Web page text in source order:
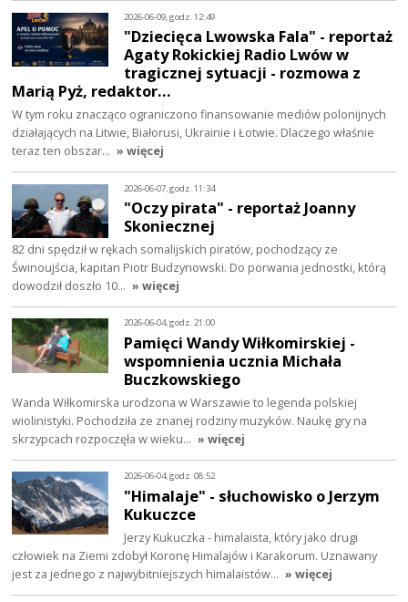
2026-06-09, godz. 12:49
"Dziecięca Lwowska Fala" - reportaż
Agaty Rokickiej Radio Lwów w
tragicznej sytuacji - rozmowa z
Marią Pyż, redaktor…
W tym roku znacząco ograniczono finansowanie mediów polonijnych
działających na Litwie, Białorusi, Ukrainie i Łotwie. Dlaczego właśnie
teraz ten obszar… » więcej
2026-06-07, godz. 11:34
"Oczy pirata" - reportaż Joanny
Skoniecznej
82 dni spędził w rękach somalijskich piratów, pochodzący ze
Świnoujścia, kapitan Piotr Budzynowski. Do porwania jednostki, którą
dowodził doszło 10… » więcej
2026-06-04, godz. 21:00
Pamięci Wandy Wiłkomirskiej -
wspomnienia ucznia Michała
Buczkowskiego
Wanda Wiłkomirska urodzona w Warszawie to legenda polskiej
wiolinistyki. Pochodziła ze znanej rodziny muzyków. Naukę gry na
skrzypcach rozpoczęła w wieku… » więcej
2026-06-04, godz. 08:52
"Himalaje" - słuchowisko o Jerzym
Kukuczce
Jerzy Kukuczka - himalaista, który jako drugi
człowiek na Ziemi zdobył Koronę Himalajów i Karakorum. Uznawany
jest za jednego z najwybitniejszych himalaistów… » więcej